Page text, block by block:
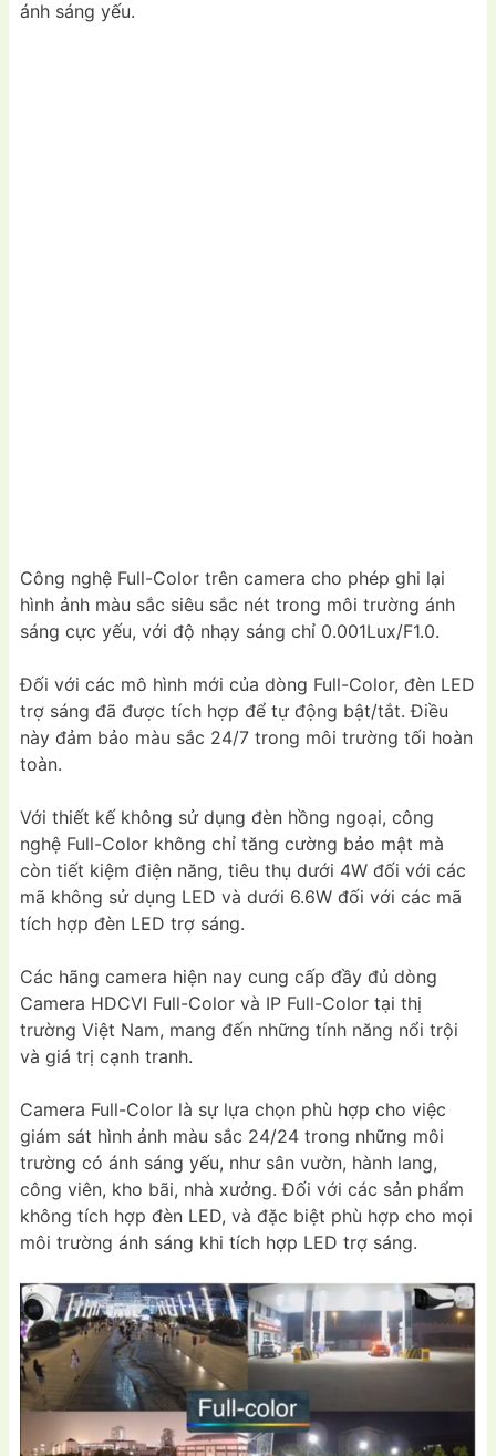
ánh sáng yếu.
Công nghệ Full-Color trên camera cho phép ghi lại
hình ảnh màu sắc siêu sắc nét trong môi trường ánh
sáng cực yếu, với độ nhạy sáng chỉ 0.001Lux/F1.0.
Đối với các mô hình mới của dòng Full-Color, đèn LED
trợ sáng đã được tích hợp để tự động bật/tắt. Điều
này đảm bảo màu sắc 24/7 trong môi trường tối hoàn
toàn.
Với thiết kế không sử dụng đèn hồng ngoại, công
nghệ Full-Color không chỉ tăng cường bảo mật mà
còn tiết kiệm điện năng, tiêu thụ dưới 4W đối với các
mã không sử dụng LED và dưới 6.6W đối với các mã
tích hợp đèn LED trợ sáng.
Các hãng camera hiện nay cung cấp đầy đủ dòng
Camera HDCVI Full-Color và IP Full-Color tại thị
trường Việt Nam, mang đến những tính năng nổi trội
và giá trị cạnh tranh.
Camera Full-Color là sự lựa chọn phù hợp cho việc
giám sát hình ảnh màu sắc 24/24 trong những môi
trường có ánh sáng yếu, như sân vườn, hành lang,
công viên, kho bãi, nhà xưởng. Đối với các sản phẩm
không tích hợp đèn LED, và đặc biệt phù hợp cho mọi
môi trường ánh sáng khi tích hợp LED trợ sáng.